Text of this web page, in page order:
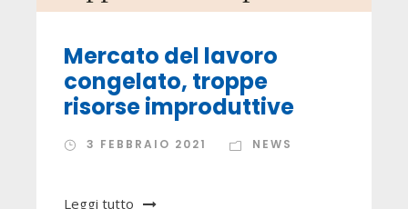
Mercato del lavoro
congelato, troppe
risorse improduttive
3 FEBBRAIO 2021 NEWS
Leggi tutto